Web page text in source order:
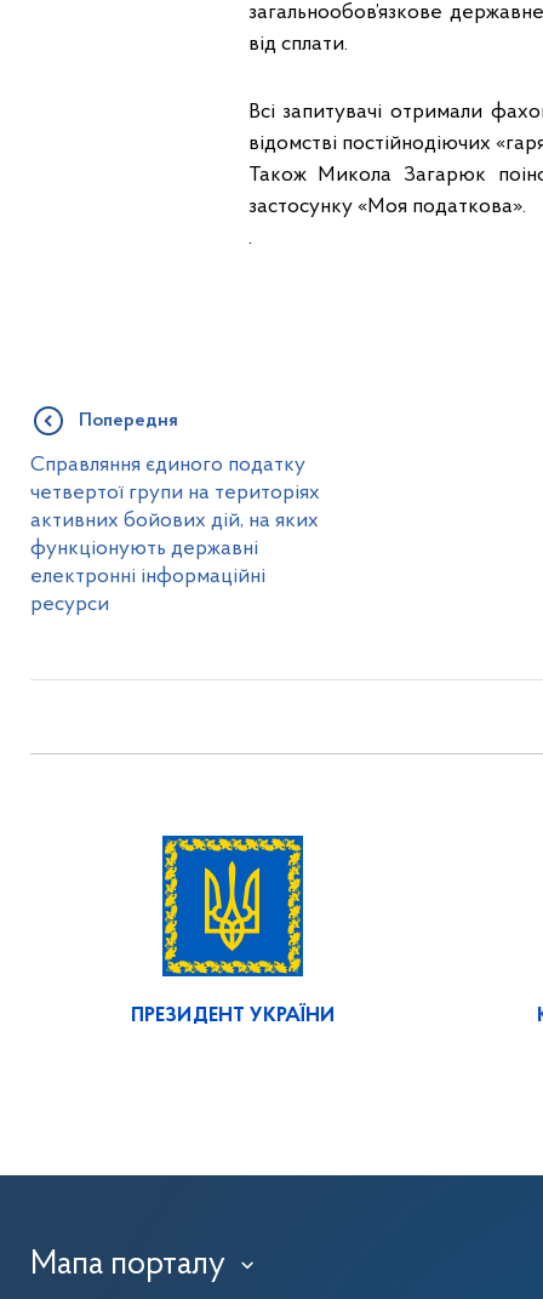
загальнообов’язкове
від сплати.
Всі запитувачі отримали
відомстві постійнодіючих
Також Микола Загарюк
застосунку «Моя податкова».
.
Попередня
Справляння єдиного податку
четвертої групи на територіях
активних бойових дій, на яких
функціонують державні
електронні інформаційні
ресурси
ПРЕЗИДЕНТ УКРАЇНИ
Мапа порталу ›